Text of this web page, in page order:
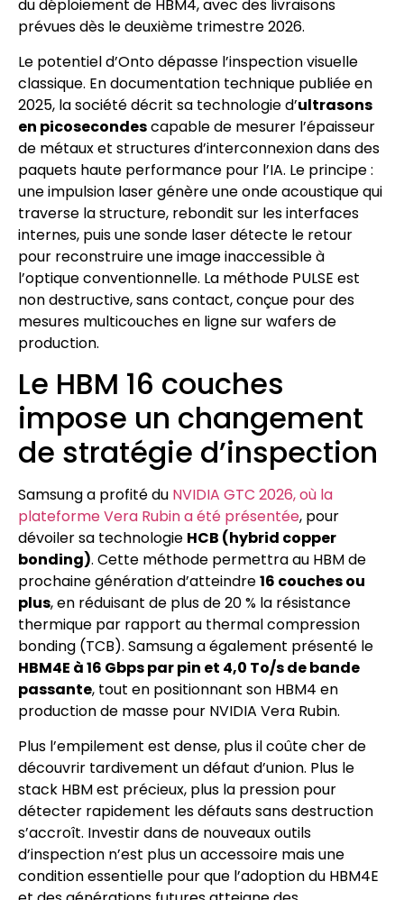
du déploiement de HBM4, avec des livraisons
prévues dès le deuxième trimestre 2026.
Le potentiel d’Onto dépasse l’inspection visuelle
classique. En documentation technique publiée en
2025, la société décrit sa technologie d’ultrasons
en picosecondescapable de mesurer l’épaisseur
de métaux et structures d’interconnexion dans des
paquets haute performance pour l’IA. Le principe :
une impulsion laser génère une onde acoustique qui
traverse la structure, rebondit sur les interfaces
internes, puis une sonde laser détecte le retour
pour reconstruire une image inaccessible à
l’optique conventionnelle. La méthode PULSE est
non destructive, sans contact, conçue pour des
mesures multicouches en ligne sur wafers de
production.
Le HBM 16 couches
impose un changement
de stratégie d’inspection
Samsung a profité du NVIDIA GTC 2026, où la
plateforme Vera Rubin a été présentée, pour
dévoiler sa technologie HCB (hybrid copper
bonding). Cette méthode permettra au HBM de
prochaine génération d’atteindre16 couches ou
plus, en réduisant de plus de 20 % la résistance
thermique par rapport au thermal compression
bonding (TCB). Samsung a également présenté le
HBM4E à 16 Gbps par pin et 4,0 To/s de bande
passante, tout en positionnant son HBM4 en
production de masse pour NVIDIA Vera Rubin.
Plus l’empilement est dense, plus il coûte cher de
découvrir tardivement un défaut d’union. Plus le
stack HBM est précieux, plus la pression pour
détecter rapidement les défauts sans destruction
s’accroît. Investir dans de nouveaux outils
d’inspection n’est plus un accessoire mais une
condition essentielle pour que l’adoption du HBM4E